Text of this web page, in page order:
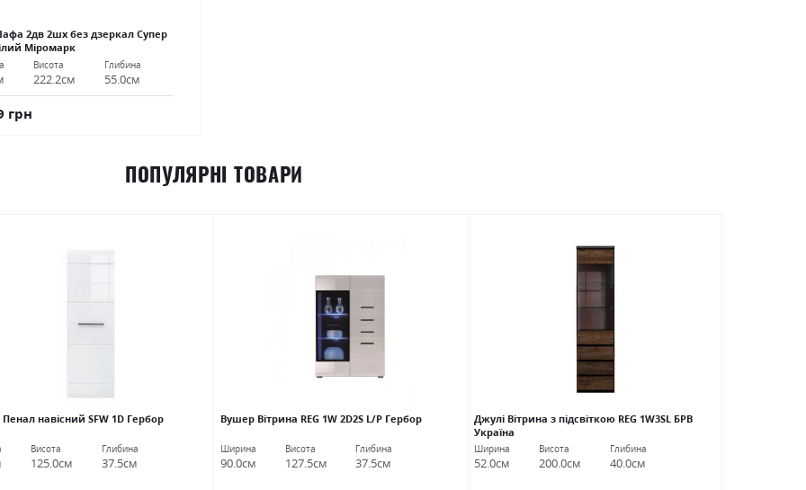
2дв 2шх без дзеркал Супер
Міромарк
Висота
222.2см
Глибина
55.0см
грн
ПОПУЛЯРНІ ТОВАРИ
навісний SFW 1D Гербор
Висота
125.0см
Глибина
37.5см
Вушер Вітрина REG 1W 2D2S L/P Гербор
Ширина
90.0см
Висота
127.5см
Глибина
37.5см
Джулі Вітрина з підсвіткою REG 1W3SL БРВ
Україна
Ширина
52.0см
Висота
200.0см
Глибина
40.0см